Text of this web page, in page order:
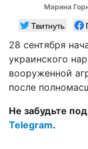
Марина
Твитнуть
28 сентября
украинского
вооруженной
после
Не забудьте
Telegram.